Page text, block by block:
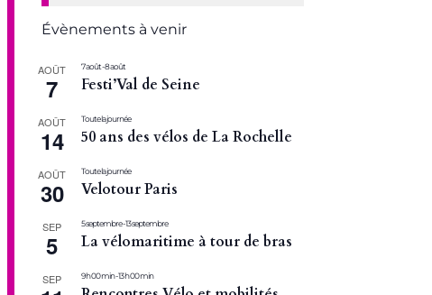
Évènements à venir
AOÛT
7
7 août-8 août
Festi’Val de Seine
AOÛT
14
Toute la journée
50 ans des vélos de La Rochelle
AOÛT
30
Toute la journée
Velotour Paris
SEP
5
5 septembre-13 septembre
La vélomaritime à tour de bras
SEP 9 h 00 min-13 h 00 min